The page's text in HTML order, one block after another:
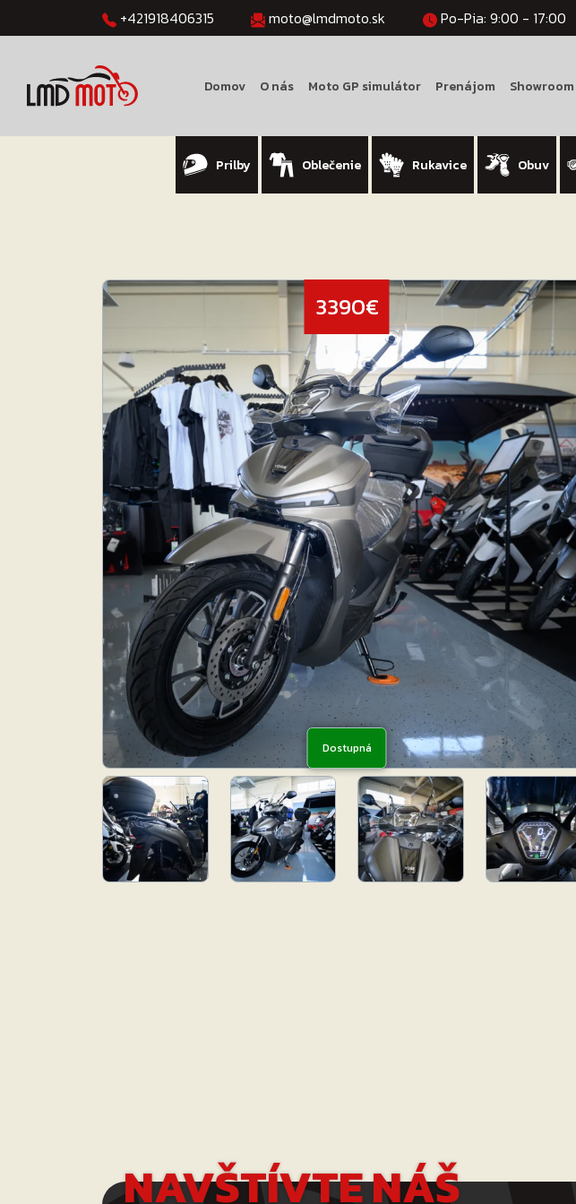
+421918406315 moto@lmdmoto.sk Po-Pia: 9:00 - 17:00
Domov O nás Moto GP simulátor Prenájom Showroom
Prilby Oblečenie Rukavice Obuv
3390€
Dostupná
NAVŠTÍVTE NÁŠ